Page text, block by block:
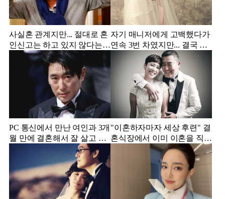
사실혼 관계지만... 절대로 혼
인신고는 하고 있지 않다는
배우
자기 매니저에게 고백했다가
연속 3번 차였지만... 결국 결
혼에 성공한 배우
PC 통신에서 만난 여인과 3개
월 만에 결혼해서 잘 살고 있
"이혼하자마자 세상 후련" 결
혼식장에서 이미 이혼을 직감
했었다는 배우